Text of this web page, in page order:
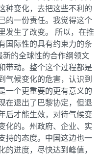
种变化，去把这些不利的
的一份责任。我觉得这个
生了改变。
所以，在推
国际性的具有约束力的条
的全球性的合作纲领文
带动。整个这个过程都是
气候变化的危害，认识到
一个更重要的更有意义的
在退出了巴黎协定，但退
后才能生效，对待气候变
的。 州政府、企业、实
持的态度。中国这边也一
进度，尽快达到峰值，